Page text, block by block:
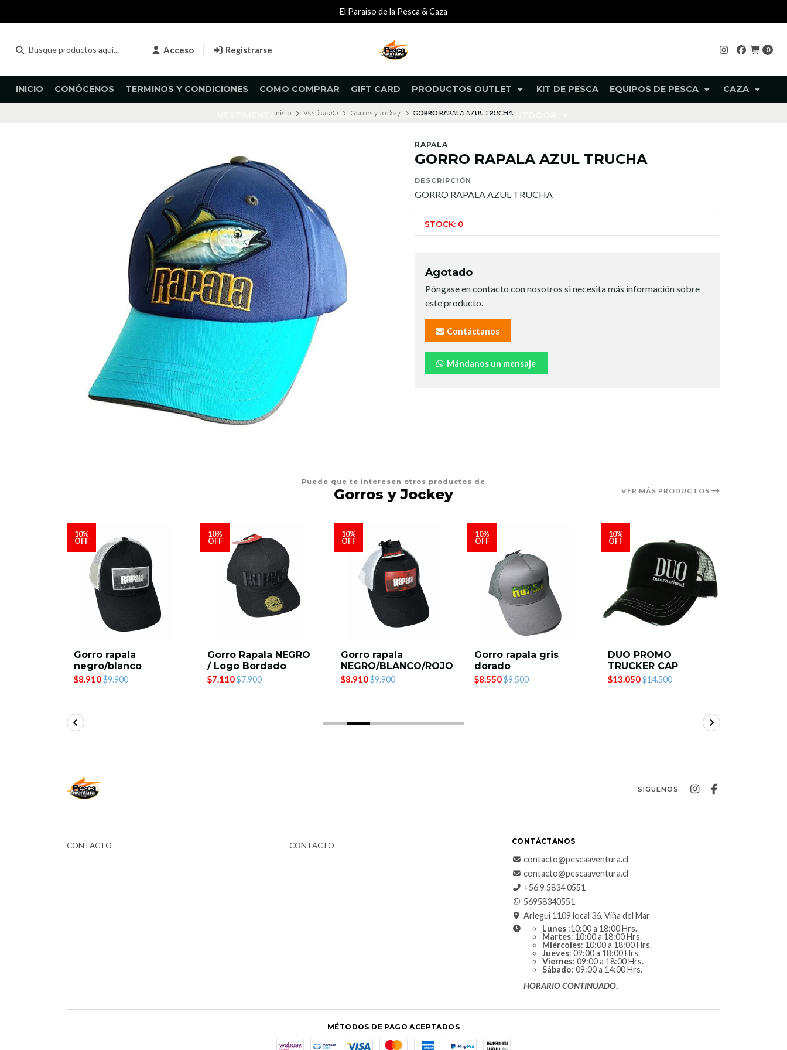
Acceso Registrarse 0
INICIO CONÓCENOS TERMINOS Y CONDICIONES COMO COMPRAR GIFT CARD PRODUCTOS OUTLET KIT DE PESCA EQUIPOS DE PESCA CAZA
VESTIMENTA ACCESORIOS KAYAKS PRODUCTOS OUTDOOR
El Paraiso de la Pesca & Caza
Inicio Vestimenta Gorros y Jockey GORRO RAPALA AZUL TRUCHA
RAPALA
GORRO RAPALA AZUL TRUCHA
DESCRIPCIÓN
GORRO RAPALA AZUL TRUCHA
STOCK: 0
Agotado
Póngase en contacto con nosotros si necesita más información sobre
este producto.
Contáctanos
Mándanos un mensaje
Puede que te interesen otros productos de
Gorros y Jockey VER MÁS PRODUCTOS
10%
OFF
Gorro rapala
negro/blanco
$8.910$9.900
10%
OFF
Gorro Rapala NEGRO
/ Logo Bordado
$7.110$7.900
10%
OFF
Gorro rapala
NEGRO/BLANCO/ROJO
$8.910$9.900
10%
OFF
Gorro rapala gris
dorado
$8.550$9.500
10%
OFF
DUO PROMO
TRUCKER CAP
$13.050$14.500
SÍGUENOS
CONTACTO CONTACTO CONTÁCTANOS
contacto@pescaaventura.cl
contacto@pescaaventura.cl
+56 9 5834 0551
56958340551
Arlegui 1109 local 36, Viña del Mar
Lunes :10:00 a 18:00 Hrs.
Martes: 10:00 a 18:00 Hrs.
Miércoles: 10:00 a 18:00 Hrs.
Jueves: 09:00 a 18:00 Hrs.
Viernes: 09:00 a 18:00 Hrs.
Sábado: 09:00 a 14:00 Hrs.
HORARIO CONTINUADO.
MÉTODOS DE PAGO ACEPTADOS